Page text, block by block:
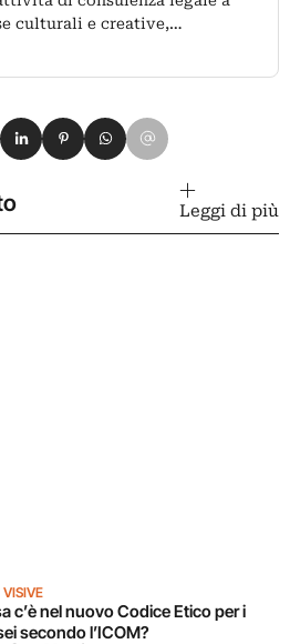
culturali e creative,…
Facebook
su X
Condividi su LinkedIn
Condividi su Pinterest
Condividi su WhatsApp
Condividi su Email
Leggi di più
VISIVE
c’è nel nuovo Codice Etico per i
secondo l’ICOM?